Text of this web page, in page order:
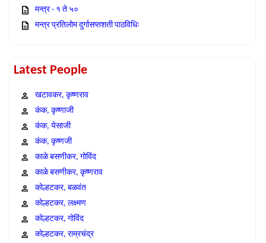
मन्त्र - १ ते ५०
मन्त्र प्रतिलोम दुर्गासप्तशती पाठविधिः
Latest People
खटावकर, कृष्णराव
कंक, कृष्णाजी
कंक, येसाजी
कंक, कृष्णजी
काळे बसणीकर, गोविंद
काळे बसणीकर, कृष्णराव
कोल्हटकर, बळवंत
कोल्हटकर, लक्ष्मण
कोल्हटकर, गोविंद
कोल्हटकर, राम्रचंद्र